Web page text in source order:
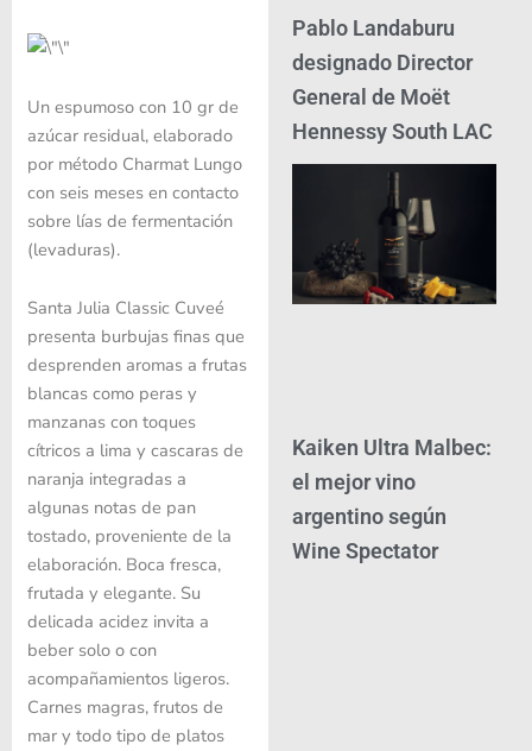
Un espumoso con 10 gr de
azúcar residual, elaborado
por método Charmat Lungo
con seis meses en contacto
sobre lías de fermentación
(levaduras).
Santa Julia Classic Cuveé
presenta burbujas finas que
desprenden aromas a frutas
blancas como peras y
manzanas con toques
cítricos a lima y cascaras de
naranja integradas a
algunas notas de pan
tostado, proveniente de la
elaboración. Boca fresca,
frutada y elegante. Su
delicada acidez invita a
beber solo o con
acompañamientos ligeros.
Carnes magras, frutos de
mar y todo tipo de platos
Pablo Landaburu
designado Director
General de Moët
Hennessy South LAC
Kaiken Ultra Malbec:
el mejor vino
argentino según
Wine Spectator